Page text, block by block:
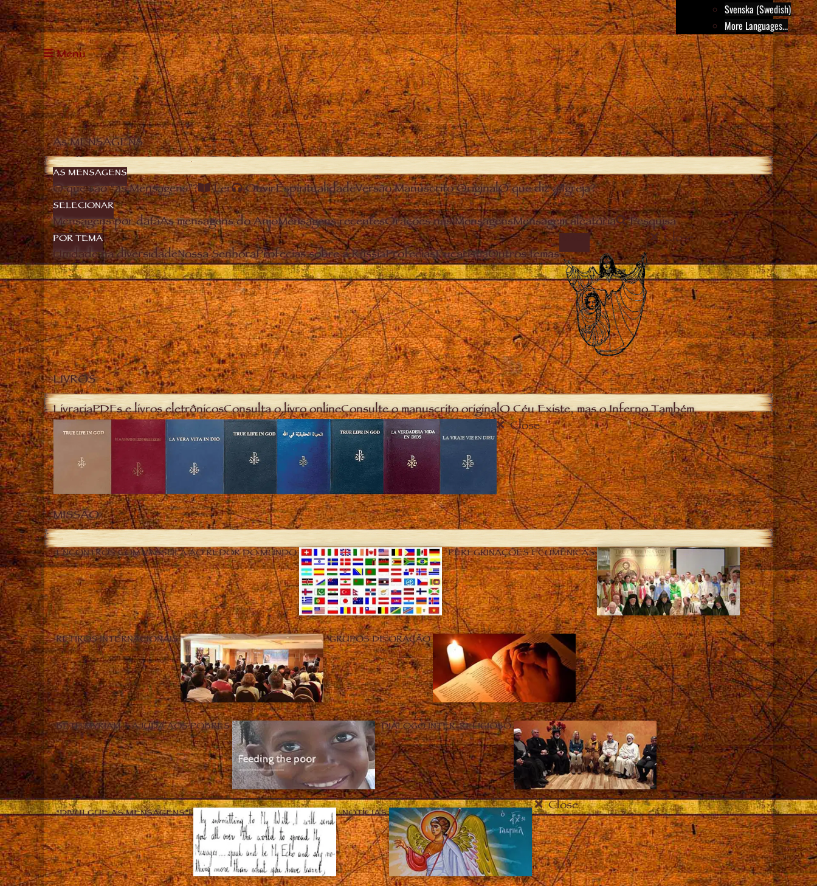
Svenska (Swedish)
More Languages...
Menu
As MENSAGENS
AS MENSAGENS
O que são “as Mensagens”? Ler OuvirEspiritualidadeVersão Manuscrito OriginalO que diz a Igreja?
SELECIONAR
Mensagens por dataAs mensagens do AnjoMensagens recentesOrações nas MensagensMensagem aleatória Pesquisa
POR TEMA
Unidade na diversidadeNossa SenhoraProfecias sobre a RússiaProfeciasEucaristiaOutros temas
Close
LIVROS
LivrariaPDFs e livros eletrônicosConsulta o livro onlineConsulte o manuscrito originalO Céu Existe, mas o Inferno Também
Close
MISSÃO
ENCONTROS COM VASSULA AO REDOR DO MUNDO PEREGRINAÇÕES ECUMÊNICAS
RETIROS INTERNACIONAIS GRUPOS DE ORAÇÃO
BETH MYRIAM – AJUDA AOS POBRES DIÁLOGO INTER-RELIGIOSO
“DIVULGUE AS MENSAGENS”! NOTÍCIAS Close